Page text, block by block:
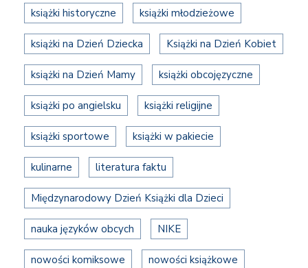
książki historyczne książki młodzieżowe
książki na Dzień Dziecka Książki na Dzień Kobiet
książki na Dzień Mamy książki obcojęzyczne
książki po angielsku książki religijne
książki sportowe książki w pakiecie
kulinarne literatura faktu
Międzynarodowy Dzień Książki dla Dzieci
nauka języków obcych NIKE
nowości komiksowe nowości książkowe